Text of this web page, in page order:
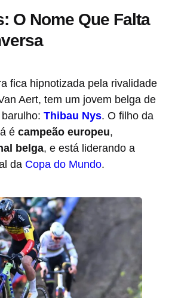
O Nome Que Falta
fica hipnotizada pela rivalidade
Aert, tem um jovem belga de
Thibau Nys. O filho da
é campeão europeu,
belga, e está liderando a
da Copa do Mundo.